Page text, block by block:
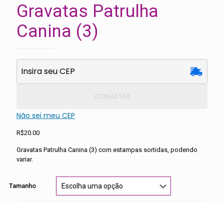
Gravatas Patrulha
Canina (3)
CONSULTAR
Não sei meu CEP
R$20.00
Gravatas Patrulha Canina (3) com estampas sortidas, podendo
variar.
Tamanho